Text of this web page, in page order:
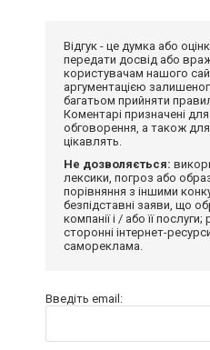
Відгук - це думка або
передати досвід або
користувачам нашого
аргументацією
багатьом прийняти
Коментарі призначені
обговорення, а також
цікавлять.
Не дозволяється:
лексики, погроз або
порівняння з іншими
безпідставні заяви, що
компанії і / або її
сторонні інтернет-
самореклама.
Введіть email: